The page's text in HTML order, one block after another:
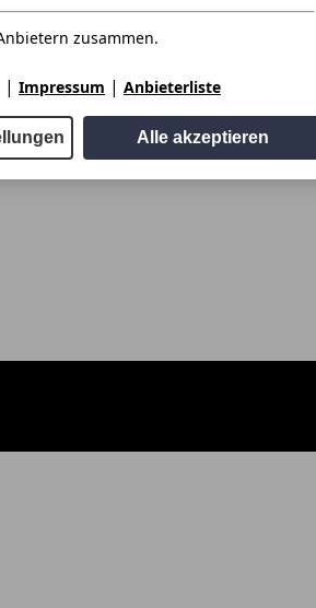
zusammen.
| Impressum | Anbieterliste
Alle akzeptieren